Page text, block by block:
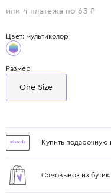
или 4 платежа по 63 ₽
Цвет: мультиколор
Размер
One Size
Купить подарочную
Самовывоз из